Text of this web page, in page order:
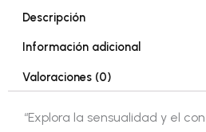
Descripción
Información adicional
Valoraciones (0)
“Explora la sensualidad y el